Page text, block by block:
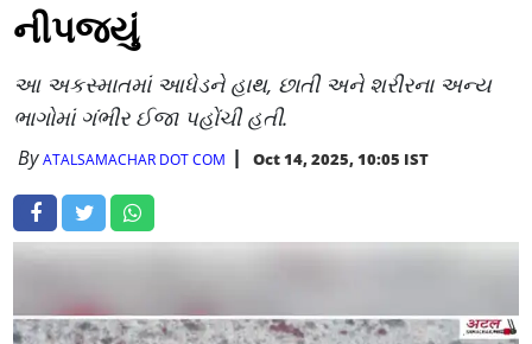
નીપજ્યું
આ અકસ્માતમાં આધેડને હાથ, છાતી અને શરીરના અન્ય
ભાગોમાં ગંભીર ઈજા પહોંચી હતી.
ByATALSAMACHAR DOT COM Oct 14, 2025, 10:05 IST